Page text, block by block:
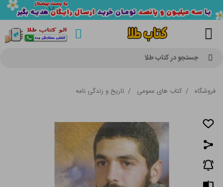
جستجو در کتاب طلا
فروشگاه / کتاب های عمومی / تاریخ و زندگی نامه